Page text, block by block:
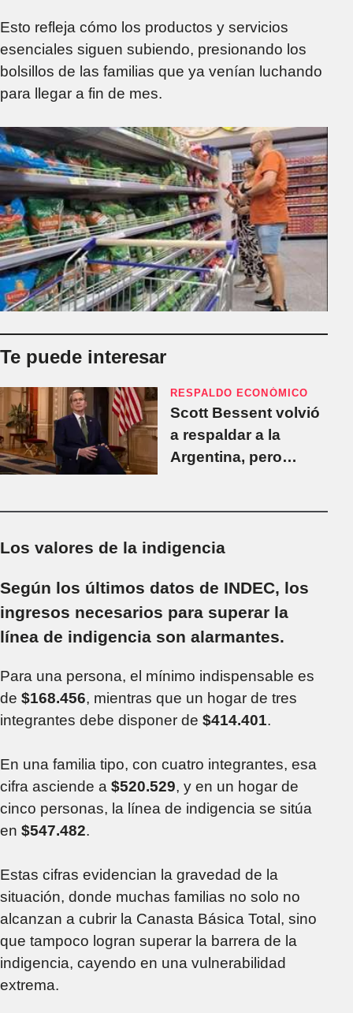
Esto refleja cómo los productos y servicios
esenciales siguen subiendo, presionando los
bolsillos de las familias que ya venían luchando
para llegar a fin de mes.
Te puede interesar
RESPALDO ECONÓMICO
Scott Bessent volvió
a respaldar a la
Argentina, pero
Los valores de la indigencia
Según los últimos datos de INDEC, los
ingresos necesarios para superar la
línea de indigencia son alarmantes.
Para una persona, el mínimo indispensable es
de $168.456, mientras que un hogar de tres
integrantes debe disponer de $414.401.
En una familia tipo, con cuatro integrantes, esa
cifra asciende a $520.529, y en un hogar de
cinco personas, la línea de indigencia se sitúa
en $547.482.
Estas cifras evidencian la gravedad de la
situación, donde muchas familias no solo no
alcanzan a cubrir la Canasta Básica Total, sino
que tampoco logran superar la barrera de la
indigencia, cayendo en una vulnerabilidad
extrema.